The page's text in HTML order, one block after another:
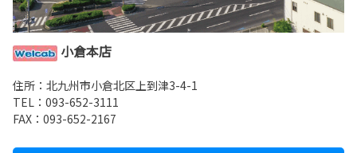
小倉本店
住所：北九州市小倉北区上到津3-4-1
TEL： 093-652-3111
FAX：093-652-2167